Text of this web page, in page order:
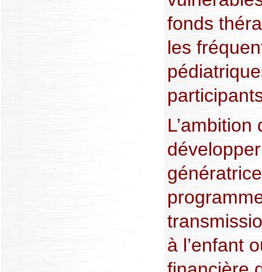
fonds
les
à l’enfant